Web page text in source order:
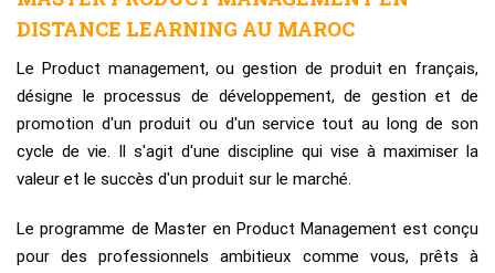
DISTANCE LEARNING AU MAROC
Le Product management, ou gestion de produit en français,
désigne le processus de développement, de gestion et de
promotion d'un produit ou d'un service tout au long de son
cycle de vie. Il s'agit d'une discipline qui vise à maximiser la
valeur et le succès d'un produit sur le marché.
Le programme de Master en Product Management est conçu
pour des professionnels ambitieux comme vous, prêts à